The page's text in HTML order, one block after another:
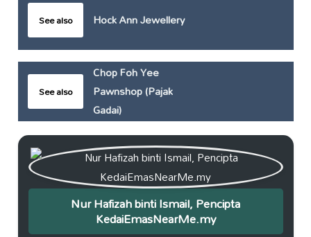
See also Hock Ann Jewellery
See also
Chop Foh Yee
Pawnshop (Pajak
Gadai)
Nur Hafizah binti Ismail, Pencipta
KedaiEmasNearMe.my